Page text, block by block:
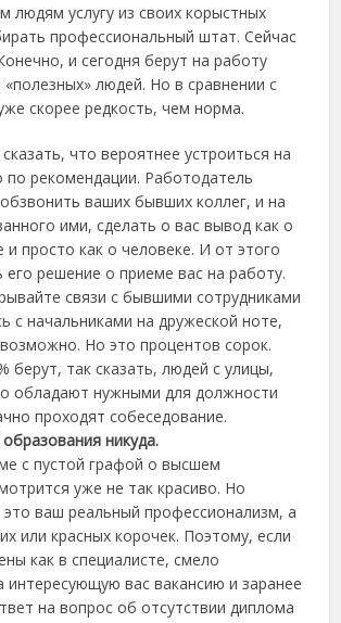
людям услугу из своих корыстных
профессиональный штат. Сейчас
и сегодня берут на работу
«полезных» людей. Но в сравнении с
скорее редкость, чем норма.
что вероятнее устроиться на
рекомендации. Работодатель
ваших бывших коллег, и на
ими, сделать о вас вывод как о
и просто как о человеке. И от этого
его решение о приеме вас на работу.
связи с бывшими сотрудниками
с начальниками на дружеской ноте,
Но это процентов сорок.
берут, так сказать, людей с улицы,
обладают нужными для должности
проходят собеседование.
никуда.
с пустой графой о высшем
уже не так красиво. Но
это ваш реальный профессионализм, а
или красных корочек. Поэтому, если
как в специалисте, смело
интересующую вас вакансию и заранее
на вопрос об отсутствии диплома